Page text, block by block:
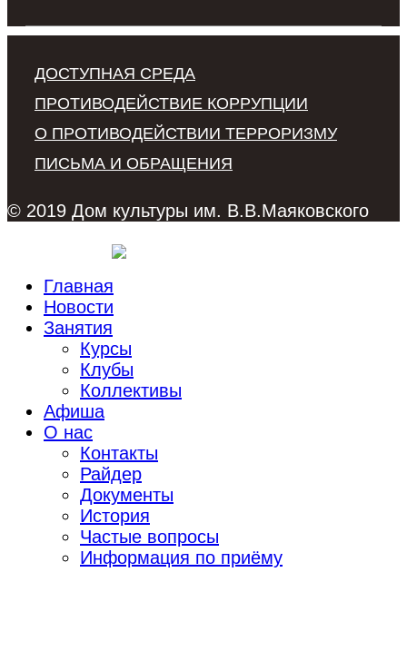
ДОСТУПНАЯ СРЕДА
ПРОТИВОДЕЙСТВИЕ КОРРУПЦИИ
О ПРОТИВОДЕЙСТВИИ ТЕРРОРИЗМУ
ПИСЬМА И ОБРАЩЕНИЯ
© 2019 Дом культуры им. В.В.Маяковского
Главная
Новости
Занятия
Курсы
Клубы
Коллективы
Афиша
О нас
Контакты
Райдер
Документы
История
Частые вопросы
Информация по приёму